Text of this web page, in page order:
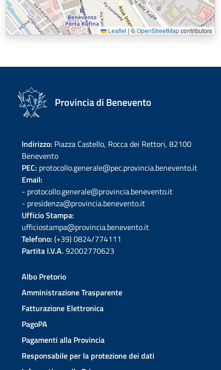
Leaflet |©OpenStreetMapcontributors
Provincia di Benevento
Indirizzo: Piazza Castello, Rocca dei Rettori, 82100
Benevento
PEC: protocollo.generale@pec.provincia.benevento.it
Email:
- protocollo.generale@provincia.benevento.it
- presidenza@provincia.benevento.it
Ufficio Stampa:
ufficiostampa@provincia.benevento.it
Telefono: (+39) 0824/774111
Partita I.V.A. 92002770623
Albo Pretorio
Amministrazione Trasparente
Fatturazione Elettronica
PagoPA
Pagamenti alla Provincia
Responsabile per la protezione dei dati